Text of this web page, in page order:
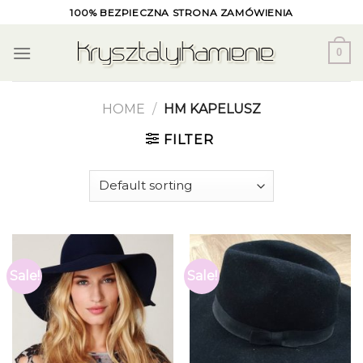
content
100% BEZPIECZNA STRONA ZAMÓWIENIA
0
HOME / HM KAPELUSZ
FILTER
Sale! Sale!